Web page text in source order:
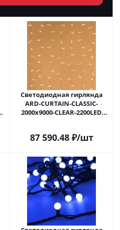
Светодиодная гирлянда
ARD-CURTAIN-CLASSIC-
2000x9000-CLEAR-2200LED
Самаре
87 590.48₽/шт